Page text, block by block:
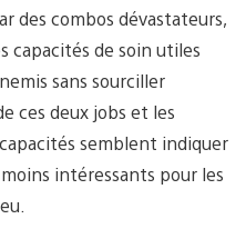
des combos dévastateurs,
capacités de soin utiles
sans sourciller
ces deux jobs et les
semblent indiquer
intéressants pour les